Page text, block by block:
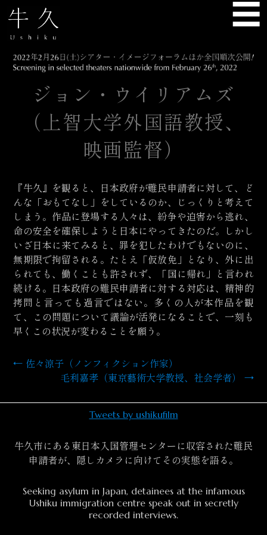
USHIKU ☰
ジョン・ウイリアムズ
（上智大学外国語教授、
映画監督）
『牛久』を観ると、日本政府が難民申請者に対して、ど
んな「おもてなし」をしているのか、じっくりと考えて
しまう。作品に登場する人々は、紛争や迫害から逃れ、
命の安全を確保しようと日本にやってきたのだ。しかし
いざ日本に来てみると、罪を犯したわけでもないのに、
無期限で拘留される。たとえ「仮放免」となり、外に出
られても、働くことも許されず、「国に帰れ」と言われ
続ける。日本政府の難民申請者に対する対応は、精神的
拷問と言っても過言ではない。多くの人が本作品を観
て、この問題について議論が活発になることで、一刻も
早くこの状況が変わることを願う。
投
ビ
ゲ
ー
シ
← 佐々涼子（ノンフィクション作家）
毛利嘉孝（東京藝術大学教授、社会学者） →
Tweets by ushikufilm
牛久市にある東日本入国管理センターに収容された難民
申請者が、隠しカメラに向けてその実態を語る。
Seeking asylum in Japan, detainees at the infamous
Ushiku immigration centre speak out in secretly
recorded interviews.